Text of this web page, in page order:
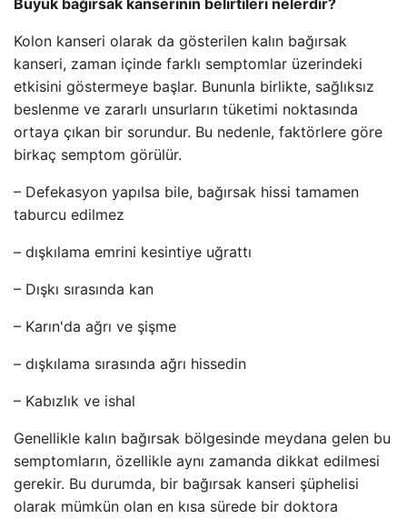
Büyük bağırsak kanserinin belirtileri nelerdir?
Kolon kanseri olarak da gösterilen kalın bağırsak
kanseri, zaman içinde farklı semptomlar üzerindeki
etkisini göstermeye başlar. Bununla birlikte, sağlıksız
beslenme ve zararlı unsurların tüketimi noktasında
ortaya çıkan bir sorundur. Bu nedenle, faktörlere göre
birkaç semptom görülür.
– Defekasyon yapılsa bile, bağırsak hissi tamamen
taburcu edilmez
– dışkılama emrini kesintiye uğrattı
– Dışkı sırasında kan
– Karın'da ağrı ve şişme
– dışkılama sırasında ağrı hissedin
– Kabızlık ve ishal
Genellikle kalın bağırsak bölgesinde meydana gelen bu
semptomların, özellikle aynı zamanda dikkat edilmesi
gerekir. Bu durumda, bir bağırsak kanseri şüphelisi
olarak mümkün olan en kısa sürede bir doktora